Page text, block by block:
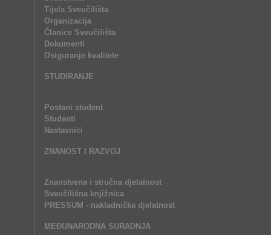
Tijela Sveučilišta
Organizacija
Članice Sveučilišta
Dokumenti
Osiguranje kvalitete
STUDIRANJE
Postani student
Studenti
Nastavnici
ZNANOST I RAZVOJ
Znanstvena i stručna djelatnost
Sveučilišna knjižnica
PRESSUM - nakladnička djelatnost
MEĐUNARODNA SURADNJA